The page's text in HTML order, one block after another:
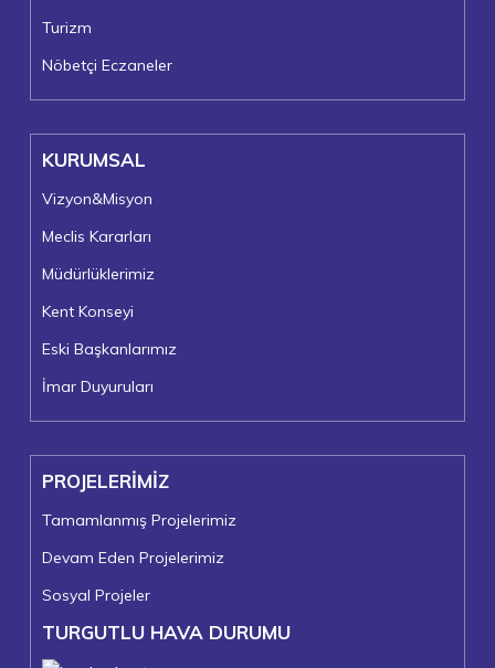
Turizm
Nöbetçi Eczaneler
KURUMSAL
Vizyon&Misyon
Meclis Kararları
Müdürlüklerimiz
Kent Konseyi
Eski Başkanlarımız
İmar Duyuruları
PROJELERİMİZ
Tamamlanmış Projelerimiz
Devam Eden Projelerimiz
Sosyal Projeler
TURGUTLU HAVA DURUMU